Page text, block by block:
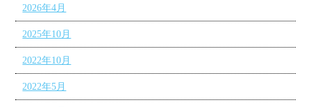
2026年4月
2025年10月
2022年10月
2022年5月